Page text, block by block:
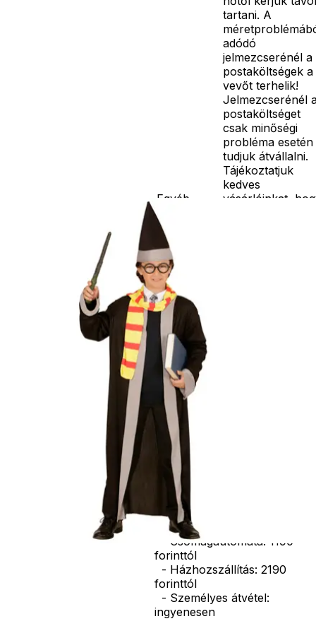
Egyéb
tartani. A
adódó
jelmezcserénél a
postaköltségek a
vevőt terhelik!
Jelmezcserénél
postaköltséget
csak minőségi
probléma esetén
tudjuk átvállalni.
Tájékoztatjuk
kedves
vásárlóinkat,
Szállítás:
- Csomagautomata: 1190
forinttól
- Házhozszállítás: 2190
forinttól
- Személyes átvétel:
ingyenesen